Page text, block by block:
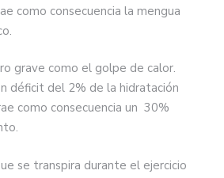
como consecuencia la mengua
grave como el golpe de calor.
déficit del 2% de la hidratación
como consecuencia un 30%
se transpira durante el ejercicio